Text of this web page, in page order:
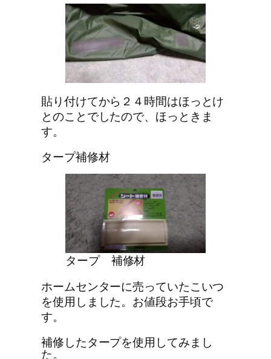
貼り付けてから２４時間はほっとけ
とのことでしたので、ほっときま
す。
タープ補修材
タープ 補修材
ホームセンターに売っていたこいつ
を使用しました。お値段お手頃で
す。
補修したタープを使用してみまし
た。